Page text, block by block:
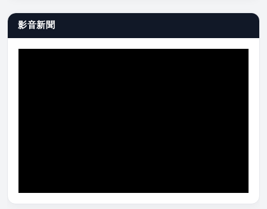
影音新聞